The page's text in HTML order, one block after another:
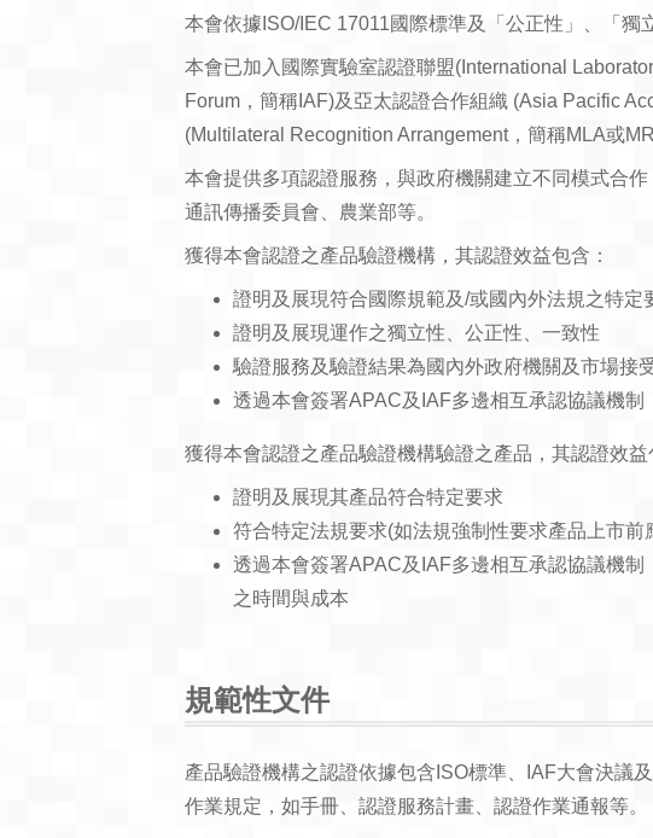
本會依據ISO/IEC 17011國際標準及「公正性」、「獨
本會已加入國際實驗室認證聯盟(International
Forum，簡稱IAF)及亞太認證合作組織 (Asia Pacific
(Multilateral Recognition Arrangement，簡稱MLA或
本會提供多項認證服務，與政府機關建立不同模式合
通訊傳播委員會、農業部等。
獲得本會認證之產品驗證機構，其認證效益包含：
證明及展現符合國際規範及/或國內外法規之特定
證明及展現運作之獨立性、公正性、一致性
驗證服務及驗證結果為國內外政府機關及市場接
透過本會簽署APAC及IAF多邊相互承認協議機
獲得本會認證之產品驗證機構驗證之產品，其認證效益
證明及展現其產品符合特定要求
符合特定法規要求(如法規強制性要求產品上市前
透過本會簽署APAC及IAF多邊相互承認協議機
之時間與成本
規範性文件
產品驗證機構之認證依據包含ISO標準、IAF大會決議
作業規定，如手冊、認證服務計畫、認證作業通報等。